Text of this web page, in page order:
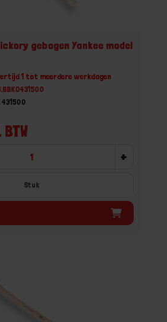
gebogen Yankee model
1 tot meerdere werkdagen
+
Stuk